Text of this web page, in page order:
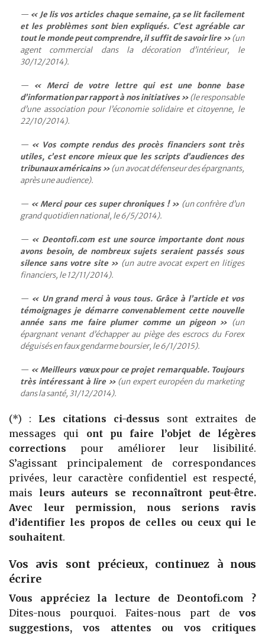
« Je lis vos articles chaque semaine, ça se lit facilement
et les problèmes sont bien expliqués. C’est agréable car
tout le monde peut comprendre, il suffit de savoir lire »(un
agent commercial dans la décoration d’intérieur, le
30/12/2014).
« Merci de votre lettre qui est une bonne base
d’information par rapport à nos initiatives »(le responsable
d’une association pour l’économie solidaire et citoyenne, le
22/10/2014).
« Vos compte rendus des procès financiers sont très
utiles, c’est encore mieux que les scripts d’audiences des
tribunaux américains »(un avocat défenseur des épargnants,
après une audience).
« Merci pour ces super chroniques ! »(un confrère d’un
grand quotidien national, le 6/5/2014).
« Deontofi.com est une source importante dont nous
avons besoin, de nombreux sujets seraient passés sous
silence sans votre site » (un autre avocat expert en litiges
financiers, le 12/11/2014).
« Un grand merci à vous tous. Grâce à l’article et vos
témoignages je démarre convenablement cette nouvelle
année sans me faire plumer comme un pigeon » (un
épargnant venant d’échapper au piège des escrocs du Forex
déguisés en faux gendarme boursier, le 6/1/2015).
« Meilleurs vœux pour ce projet remarquable. Toujours
très intéressant à lire »(un expert européen du marketing
dans la santé, 31/12/2014).
(*) : Les citations ci-dessus sont extraites de
messages qui ont pu faire l’objet de légères
corrections pour améliorer leur lisibilité.
S’agissant principalement de correspondances
privées, leur caractère confidentiel est respecté,
mais leurs auteurs se reconnaîtront peut-être.
Avec leur permission, nous serions ravis
d’identifier les propos de celles ou ceux qui le
souhaitent.
Vos avis sont précieux, continuez à nous
écrire
Vous appréciez la lecture de Deontofi.com ?
Dites-nous pourquoi. Faites-nous part de vos
suggestions, vos attentes ou vos critiques